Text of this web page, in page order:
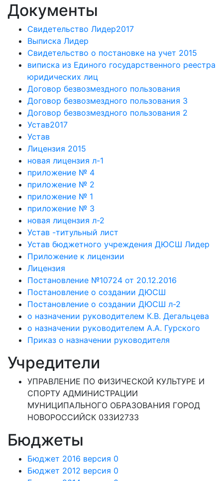
Документы
Свидетельство Лидер2017
Выписка Лидер
Свидетельство о постановке на учет 2015
виписка из Единого государственного реестра
юридических лиц
Договор безвозмездного пользования
Договор безвозмездного пользования 3
Договор безвозмездного пользования 2
Устав2017
Устав
Лицензия 2015
новая лицензия л-1
приложение № 4
приложение № 2
приложение № 1
приложение № 3
новая лицензия л-2
Устав -титульный лист
Устав бюджетного учреждения ДЮСШ Лидер
Приложение к лицензии
Лицензия
Постановление №10724 от 20.12.2016
Постановление о создании ДЮСШ
Постановление о создании ДЮСШ л-2
о назначении руководителем К.В. Дегальцева
о назначении руководителем А.А. Гурского
Приказ о назначении руководителя
Учредители
УПРАВЛЕНИЕ ПО ФИЗИЧЕСКОЙ КУЛЬТУРЕ И
СПОРТУ АДМИНИСТРАЦИИ
МУНИЦИПАЛЬНОГО ОБРАЗОВАНИЯ ГОРОД
НОВОРОССИЙСК 033И2733
Бюджеты
Бюджет 2016 версия 0
Бюджет 2012 версия 0